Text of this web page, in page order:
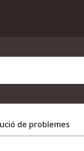
de problemes